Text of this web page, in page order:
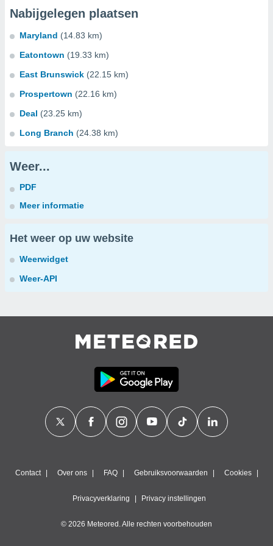
Nabijgelegen plaatsen
Maryland (14.83 km)
Eatontown (19.33 km)
East Brunswick (22.15 km)
Prospertown (22.16 km)
Deal (23.25 km)
Long Branch (24.38 km)
Weer...
PDF
Meer informatie
Het weer op uw website
Weerwidget
Weer-API
Contact Over ons FAQ Gebruiksvoorwaarden Cookies
Privacyverklaring Privacy instellingen
© 2026 Meteored. Alle rechten voorbehouden